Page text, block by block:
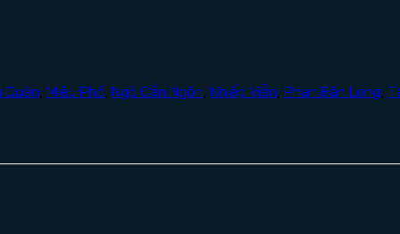
Quân Miêu Phố Ngô Cẩn Ngôn Nhiếp Viễn Phan Bân Long